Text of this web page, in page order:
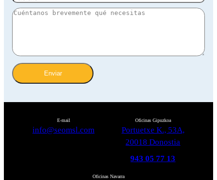
Enviar
E-mail
info@seomsl.com
Oficinas Gipuzkoa
Portuetxe K., 53A,
20018 Donostia
943 05 77 13
Oficinas Navarra